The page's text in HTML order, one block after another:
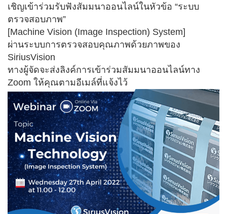
เชิญเข้าร่วมรับฟังสัมมนาออนไลน์ในหัวข้อ “ระบบ
ตรวจสอบภาพ”
[Machine Vision (Image Inspection) System]
ผ่านระบบการตรวจสอบคุณภาพด้วยภาพของ
SiriusVision
ทางผู้จัดจะส่งลิงค์การเข้าร่วมสัมมนาออนไลน์ทาง
Zoom ให้คุณตามอีเมล์ที่แจ้งไว้